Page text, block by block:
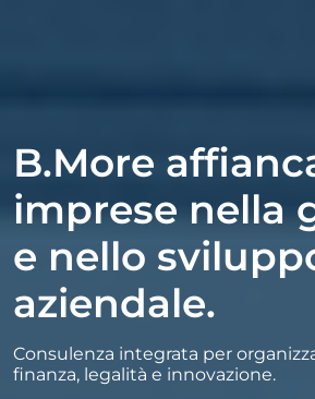
B.More
imprese nella
e nello
aziendale.
Consulenza integrata per
finanza, legalità e innovazione.